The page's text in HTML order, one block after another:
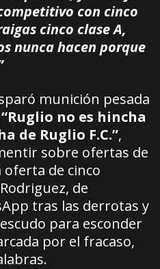
con cinco
cinco clase A,
nunca hacen porque
munición pesada
“Ruglio no es hincha
de Ruglio F.C.”,
sobre ofertas de
oferta de cinco
de
tras las derrotas y
para esconder
por el fracaso,